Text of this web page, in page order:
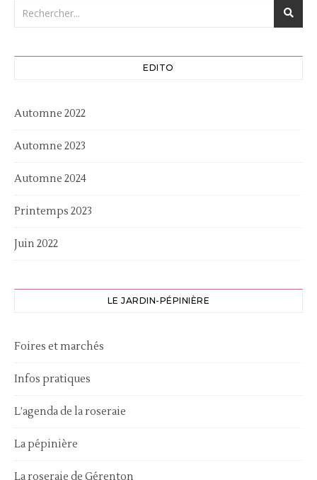
EDITO
Automne 2022
Automne 2023
Automne 2024
Printemps 2023
Juin 2022
LE JARDIN-PÉPINIÈRE
Foires et marchés
Infos pratiques
L’agenda de la roseraie
La pépinière
La roseraie de Gérenton